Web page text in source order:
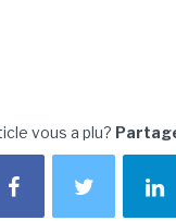
vous a plu?